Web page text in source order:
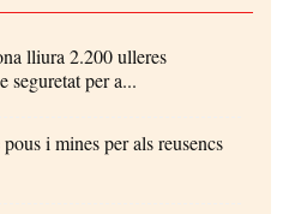
lliura 2.200 ulleres
seguretat per a...
i mines per als reusencs